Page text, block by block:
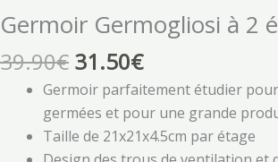
Germoir Germogliosi à 2
39.90€ 31.50€
Germoir parfaitement étudier
germées et pour une grande
Taille de 21x21x4.5cm par étage